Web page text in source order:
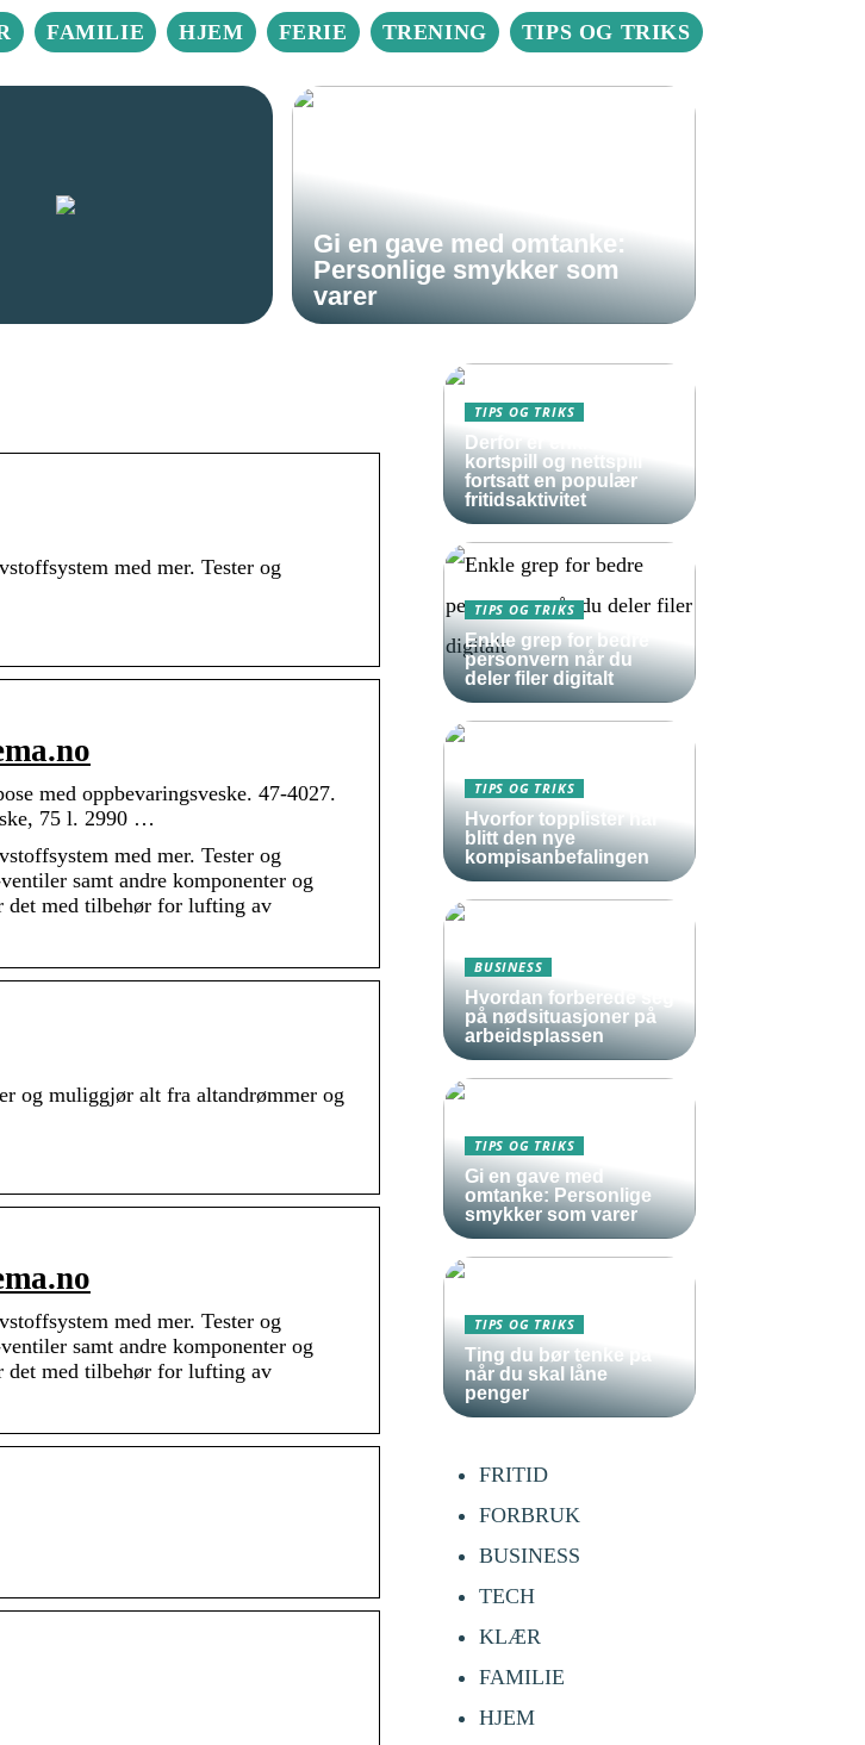
FAMILIE HJEM FERIE TRENING TIPS OG TRIKS
Gi en gave med omtanke:
Personlige smykker som
varer
med mer. Tester og
med oppbevaringsveske. 47-4027.
75 l. 2990 …
med mer. Tester og
samt andre komponenter og
det med tilbehør for lufting av
og muliggjør alt fra altandrømmer og
med mer. Tester og
samt andre komponenter og
det med tilbehør for lufting av
TIPS OG TRIKS
Derfor er enkle
kortspill og nettspill
fortsatt en populær
fritidsaktivitet
TIPS OG TRIKS
Enkle grep for bedre
personvern når du
deler filer digitalt
TIPS OG TRIKS
Hvorfor topplister har
blitt den nye
kompisanbefalingen
BUSINESS
Hvordan forberede seg
på nødsituasjoner på
arbeidsplassen
TIPS OG TRIKS
Gi en gave med
omtanke: Personlige
smykker som varer
TIPS OG TRIKS
Ting du bør tenke på
når du skal låne
penger
FRITID
FORBRUK
BUSINESS
TECH
KLÆR
FAMILIE
HJEM